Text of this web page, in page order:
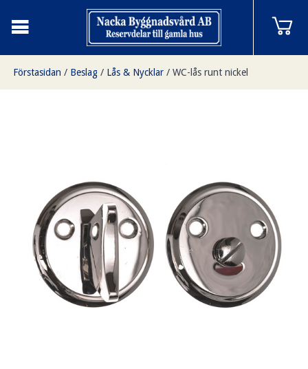
Förstasidan / Beslag / Lås & Nycklar / WC-lås runt nickel